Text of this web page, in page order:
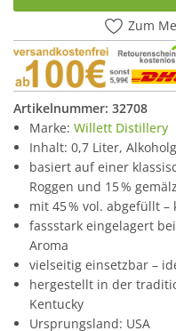
Zum
Artikelnummer: 32708
Marke: Willett Distillery
Inhalt: 0,7 Liter,
basiert auf einer
Roggen und 15 %
mit 45 % vol. abgefüllt
fassstark eingelagert
Aroma
vielseitig einsetzbar –
hergestellt in der
Kentucky
Ursprungsland: USA